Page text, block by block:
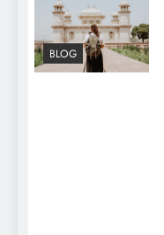
BLOG